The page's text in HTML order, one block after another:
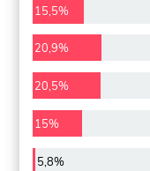
15,5%
20,9%
20,5%
15%
5,8%